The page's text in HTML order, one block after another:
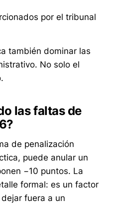
por el tribunal
también dominar las
No solo el
las faltas de
de penalización
puede anular un
−10 puntos. La
formal: es un factor
fuera a un